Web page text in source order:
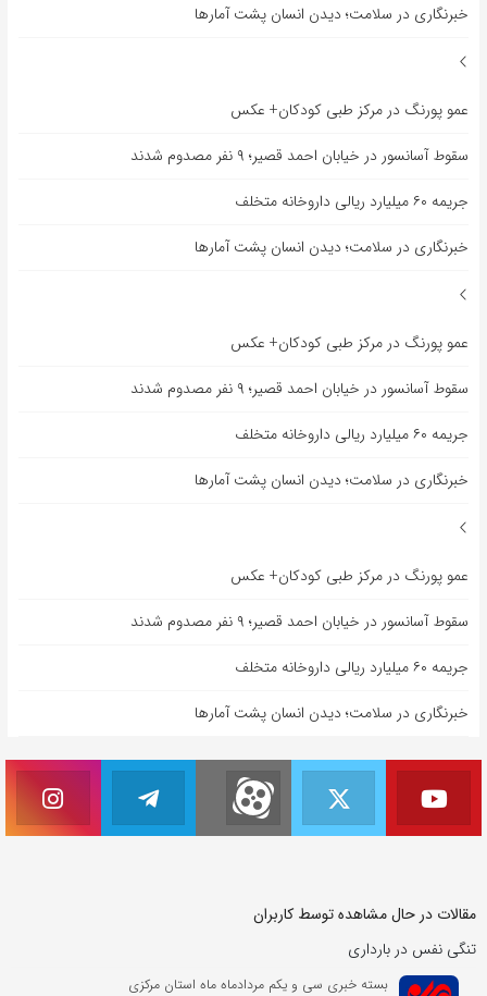
خبرنگاری در سلامت؛ دیدن انسان پشت آمارها
عمو پورنگ در مرکز طبی کودکان+ عکس
سقوط آسانسور در خیابان احمد قصیر؛ ۹ نفر مصدوم شدند
جریمه ۶۰ میلیارد ریالی داروخانه متخلف
خبرنگاری در سلامت؛ دیدن انسان پشت آمارها
عمو پورنگ در مرکز طبی کودکان+ عکس
سقوط آسانسور در خیابان احمد قصیر؛ ۹ نفر مصدوم شدند
جریمه ۶۰ میلیارد ریالی داروخانه متخلف
خبرنگاری در سلامت؛ دیدن انسان پشت آمارها
عمو پورنگ در مرکز طبی کودکان+ عکس
سقوط آسانسور در خیابان احمد قصیر؛ ۹ نفر مصدوم شدند
جریمه ۶۰ میلیارد ریالی داروخانه متخلف
خبرنگاری در سلامت؛ دیدن انسان پشت آمارها
مقالات در حال مشاهده توسط کاربران
تنگی نفس در بارداری
بسته خبری سی و یکم مردادماه ماه استان مرکزی